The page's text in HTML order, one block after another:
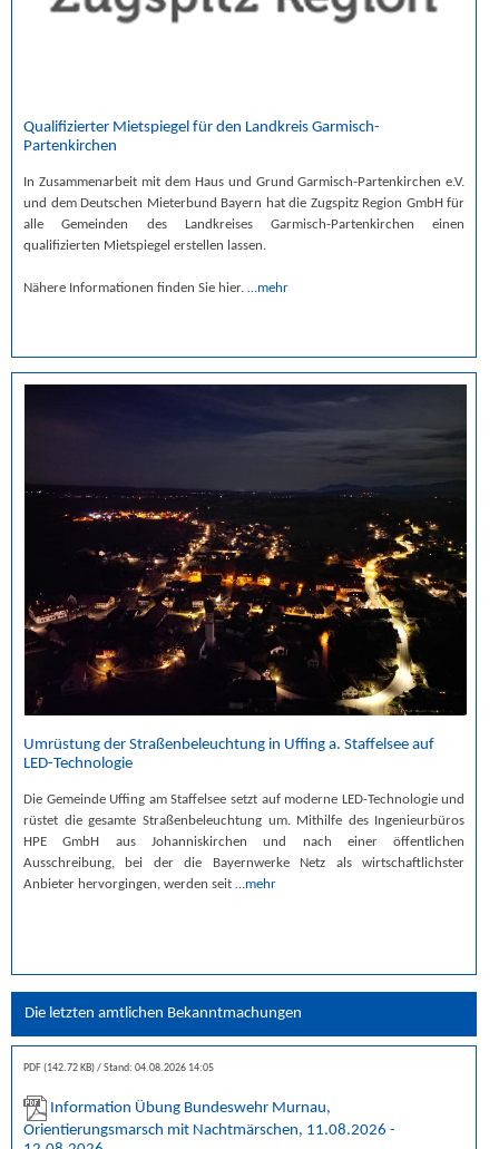
Qualifizierter Mietspiegel für den Landkreis Garmisch-
Partenkirchen
In Zusammenarbeit mit dem Haus und Grund Garmisch-Partenkirchen e.V.
und dem Deutschen Mieterbund Bayern hat die Zugspitz Region GmbH für
alle Gemeinden des Landkreises Garmisch-Partenkirchen einen
qualifizierten Mietspiegel erstellen lassen.
Nähere Informationen finden Sie hier. …mehr
Umrüstung der Straßenbeleuchtung in Uffing a. Staffelsee auf
LED-Technologie
Die Gemeinde Uffing am Staffelsee setzt auf moderne LED-Technologie und
rüstet die gesamte Straßenbeleuchtung um. Mithilfe des Ingenieurbüros
HPE GmbH aus Johanniskirchen und nach einer öffentlichen
Ausschreibung, bei der die Bayernwerke Netz als wirtschaftlichster
Anbieter hervorgingen, werden seit …mehr
Die letzten amtlichen Bekanntmachungen
PDF (142.72 KB) Stand: 04.08.2026 14:05
Information Übung Bundeswehr Murnau,
Orientierungsmarsch mit Nachtmärschen, 11.08.2026 -